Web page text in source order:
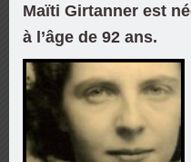
Maïti Girtanner est
à l’âge de 92 ans.